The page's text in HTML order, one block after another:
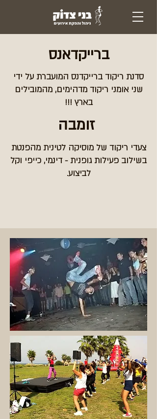
ברייקדאנס
סדנת ריקוד ברייקדנס המועברת על ידי
שני אומני ריקוד מדהימים, מהמובילים
בארץ !!!
זומבה
צעדי ריקוד של מוסיקה לטינית מהפנטת
בשילוב פעילות גופנית - דינמי, כייפי וקל
לביצוע.